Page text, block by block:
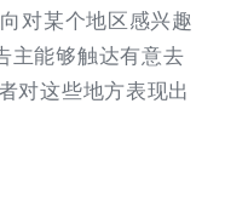
对某个地区感兴趣
主能够触达有意去
对这些地方表现出